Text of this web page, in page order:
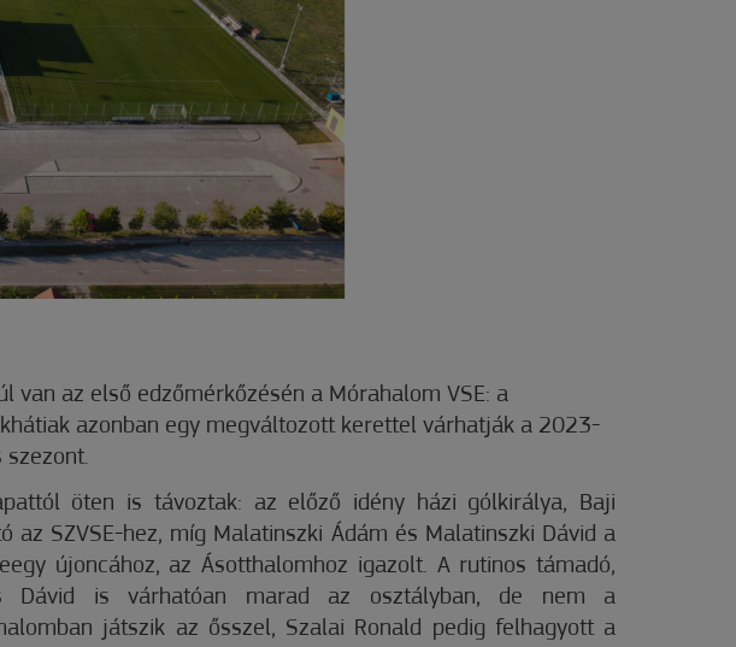
van az első edzőmérkőzésén a Mórahalom VSE: a
azonban egy megváltozott kerettel várhatják a 2023-
szezont.
öten is távoztak: az előző idény házi gólkirálya, Baji
az SZVSE-hez, míg Malatinszki Ádám és Malatinszki Dávid a
újoncához, az Ásotthalomhoz igazolt. A rutinos támadó,
Dávid is várhatóan marad az osztályban, de nem a
játszik az ősszel, Szalai Ronald pedig felhagyott a